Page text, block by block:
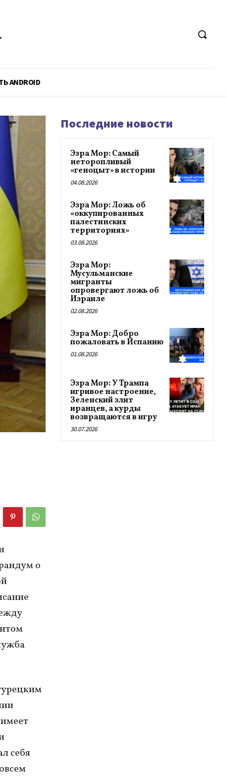
ANDROID
о
себя
Последние новости
Эзра Мор: Самый
неторопливый
«геноцыт» в истории
04.08.2026
Эзра Мор: Ложь об
«оккупированных
палестинских
территориях»
03.08.2026
Эзра Мор:
Мусульманские
мигранты
опровергают ложь об
Израиле
02.08.2026
Эзра Мор: Добро
пожаловать в Испанию
01.08.2026
Эзра Мор: У Трампа
игривое настроение,
Зеленский злит
иранцев, а курды
возвращаются в игру
30.07.2026